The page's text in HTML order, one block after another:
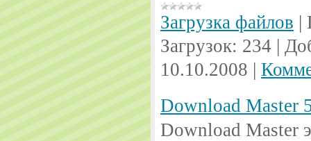
Загрузка файлов |
Загрузок: 234 |
10.10.2008 |
Download Master
Download Master